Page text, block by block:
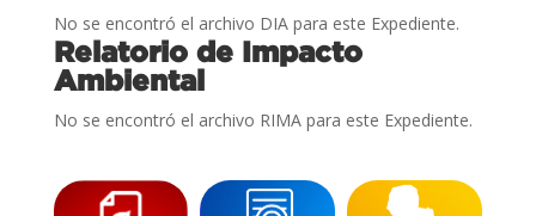
No se encontró el archivo DIA para este Expediente.
Relatorio de Impacto
Ambiental
No se encontró el archivo RIMA para este Expediente.